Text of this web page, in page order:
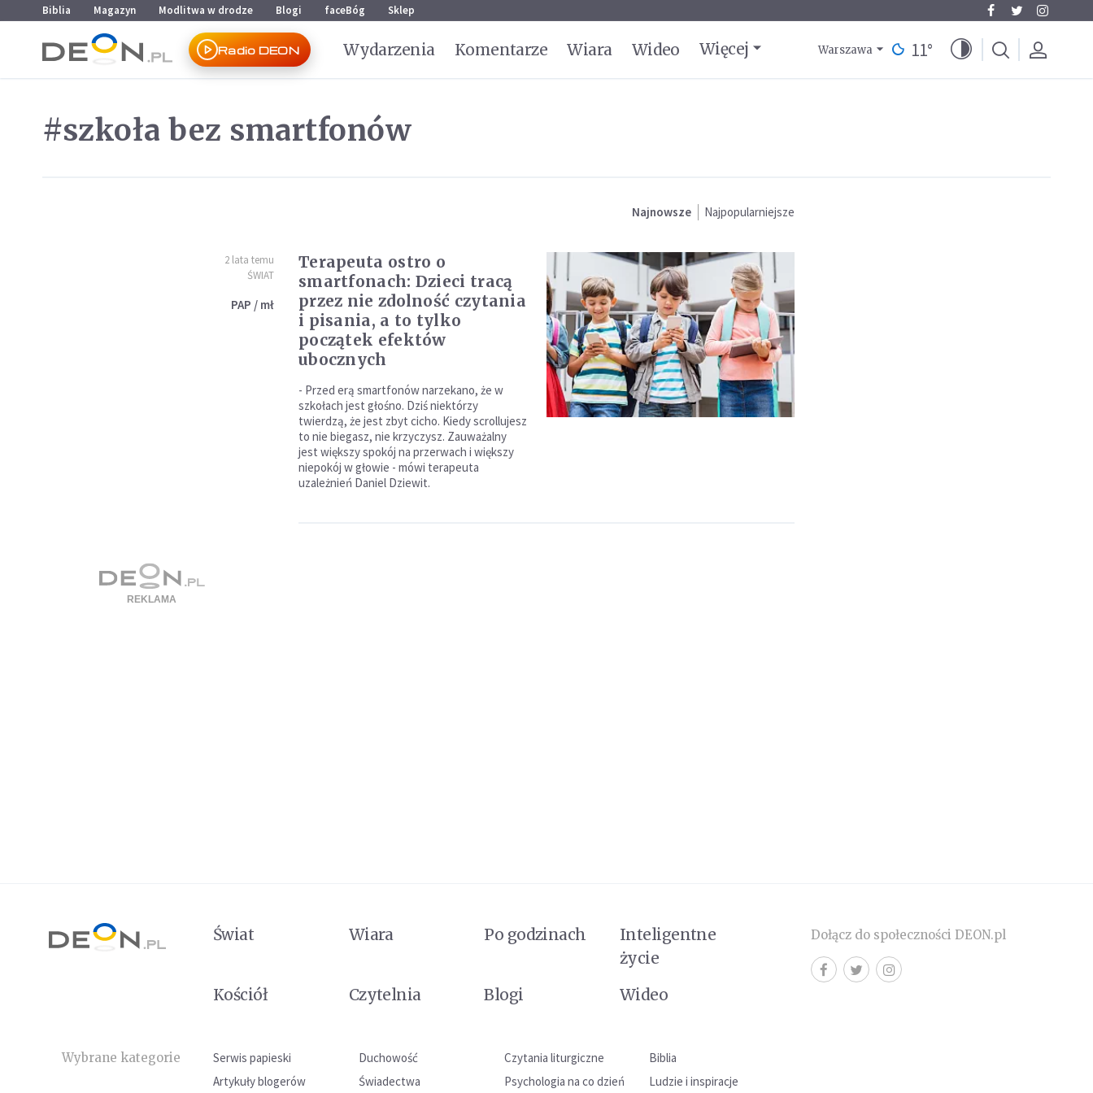
Przejdź do menu głównego
Przejdź do treści
Biblia Magazyn Modlitwa w drodze Blogi faceBóg Sklep
Radio DEON Wydarzenia Komentarze Wiara Wideo Więcej Warszawa 11°
#szkoła bez smartfonów
Najnowsze Najpopularniejsze
2 lata temu
ŚWIAT
PAP / mł
Terapeuta ostro o
smartfonach: Dzieci tracą
przez nie zdolność czytania
i pisania, a to tylko
początek efektów
ubocznych
- Przed erą smartfonów narzekano, że w
szkołach jest głośno. Dziś niektórzy
twierdzą, że jest zbyt cicho. Kiedy scrollujesz
to nie biegasz, nie krzyczysz. Zauważalny
jest większy spokój na przerwach i większy
niepokój w głowie - mówi terapeuta
uzależnień Daniel Dziewit.
Świat Wiara Po godzinach
Inteligentne
życie
Kościół
Czytelnia Blogi Wideo
Wybrane kategorie Serwis papieski Duchowość Czytania liturgiczne
Biblia
Artykuły blogerów
Świadectwa Psychologia na co dzień Ludzie i inspiracje
Dołącz do społeczności DEON.pl